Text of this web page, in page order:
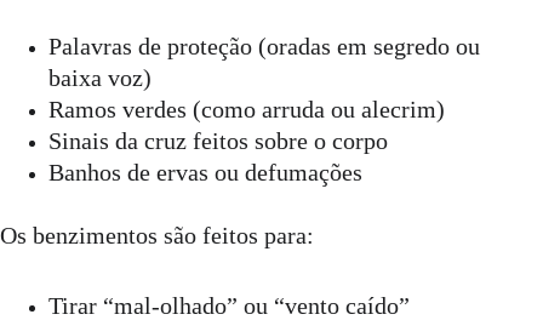
Palavras de proteção (oradas em segredo ou
baixa voz)
Ramos verdes (como arruda ou alecrim)
Sinais da cruz feitos sobre o corpo
Banhos de ervas ou defumações
Os benzimentos são feitos para:
Tirar “mal-olhado” ou “vento caído”